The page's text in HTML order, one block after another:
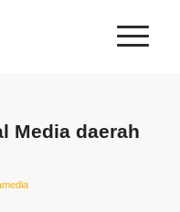
Media daerah